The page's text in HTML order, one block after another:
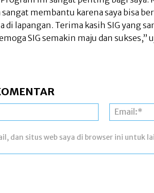
sangat membantu karena saya bisa
di lapangan. Terima kasih SIG yang
SIG semakin maju dan sukses,”
Nama:*
dan situs web saya di browser ini untuk